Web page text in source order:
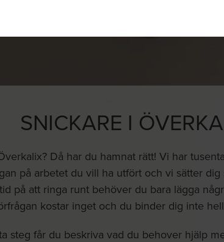
SNICKARE I
Då har du hamnat rätt! Vi har
på arbetet du vill ha utfört och vi sätter
på att ringa runt behöver du bara lägga
kostar inget och du binder dig inte
steg får du beskriva vad du behover hjälp